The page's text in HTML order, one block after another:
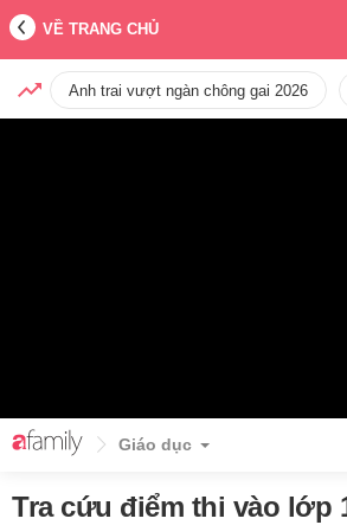
VỀ TRANG CHỦ
Anh trai vượt ngàn chông gai 2026
Giáo dục
Tra cứu điểm thi vào lớp